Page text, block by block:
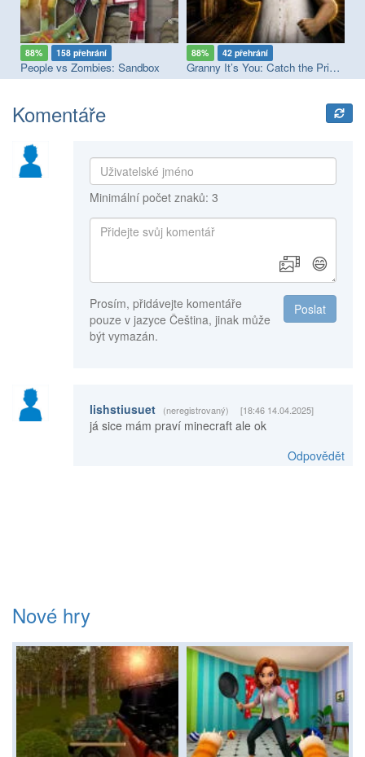
88% 158 přehrání
People vs Zombies: Sandbox
88% 42 přehrání
Granny It’s You: Catch the Prisoner
Komentáře
Minimální počet znaků: 3
😄
Poslat
Prosím, přidávejte komentáře
pouze v jazyce Čeština, jinak může
být vymazán.
lishstiusuet (neregistrovaný) [18:46 14.04.2025]
já sice mám praví minecraft ale ok
Odpovědět
Nové hry